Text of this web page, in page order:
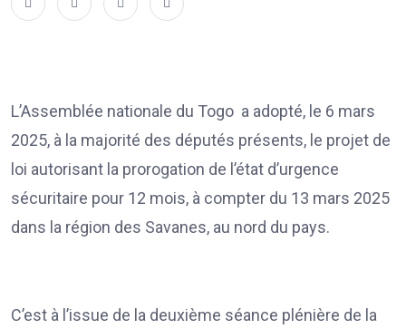
L’Assemblée nationale du Togo a adopté, le 6 mars
2025, à la majorité des députés présents, le projet de
loi autorisant la prorogation de l’état d’urgence
sécuritaire pour 12 mois, à compter du 13 mars 2025
dans la région des Savanes, au nord du pays.
C’est à l’issue de la deuxième séance plénière de la